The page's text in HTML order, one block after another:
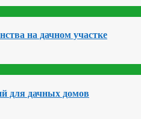
на дачном участке
для дачных домов